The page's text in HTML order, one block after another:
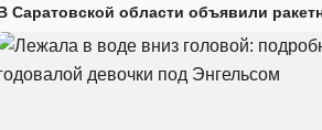
Саратовской области объявили